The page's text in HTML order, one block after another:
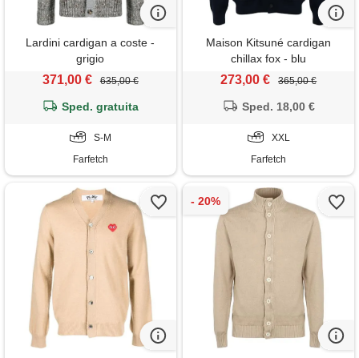
Lardini cardigan a coste -
grigio
371,00 € 635,00 €
Sped. gratuita
S-M
Farfetch
Maison Kitsuné cardigan
chillax fox - blu
273,00 € 365,00 €
Sped. 18,00 €
XXL
Farfetch